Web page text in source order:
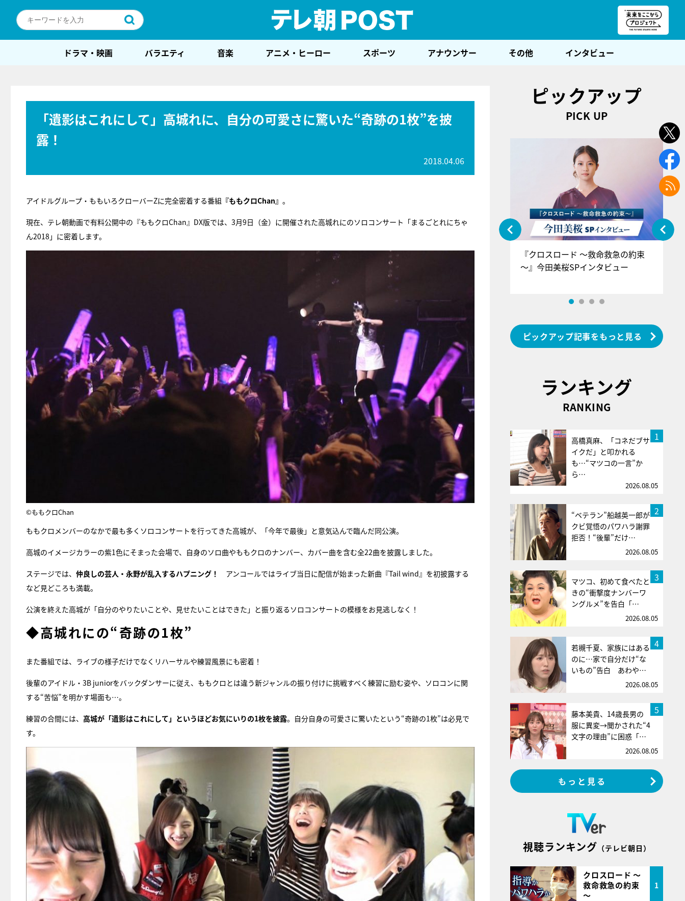
ドラマ・映画 バラエティ 音楽 アニメ・ヒーロー スポーツ アナウンサー その他 インタビュー
「遺影はこれにして」高城れに、自分の可愛さに驚いた“奇跡の1枚”を披
露！
2018.04.06
アイドルグループ・ももいろクローバーZに完全密着する番組 『ももクロChan』 。
現在、テレ朝動画で有料公開中の『ももクロChan』DX版では、3月9日（金）に開催された高城れにのソロコンサート「まるごとれにちゃ
ん2018」に密着します。
©ももクロChan
ももクロメンバーのなかで最も多くソロコンサートを行ってきた高城が、「今年で最後」と意気込んで臨んだ同公演。
高城のイメージカラーの紫1色にそまった会場で、自身のソロ曲やももクロのナンバー、カバー曲を含む全22曲を披露しました。
ステージでは、 仲良しの芸人・永野が乱入するハプニング！ アンコールではライブ当日に配信が始まった新曲『Tail wind』を初披露する
など見どころも満載。
公演を終えた高城が「自分のやりたいことや、見せたいことはできた」と振り返るソロコンサートの模様をお見逃しなく！
◆高城れにの“奇跡の1枚”
また番組では、ライブの様子だけでなくリハーサルや練習風景にも密着！
後輩のアイドル・3B juniorをバックダンサーに従え、ももクロとは違う新ジャンルの振り付けに挑戦すべく練習に励む姿や、ソロコンに関
する“苦悩”を明かす場面も…。
練習の合間には、 高城が「遺影はこれにして」というほどお気にいりの1枚を披露。自分自身の可愛さに驚いたという“奇跡の1枚”は必見で
す。
ピックアップ
PICK UP
『アイ＝ラブ！げーみんぐ』＝LOV
E齋藤樹愛羅＆佐々木舞香SPインタ
ビュー
『クロスロード ～救命救急の約束
～』今田美桜SPインタビュー
ピックアップ記事をもっと見る
ランキング
RANKING
1
高橋真麻、「コネだブサ
イクだ」と叩かれる
も…“マツコの一言”か
ら…
2026.08.05
2
“ベテラン”船越英一郎が
クビ覚悟のパワハラ謝罪
拒否！“後輩”だけ…
2026.08.05
3
マツコ、初めて食べたと
きの“衝撃度ナンバーワ
ングルメ”を告白「…
2026.08.05
4
若槻千夏、家族にはある
のに…家で自分だけ“な
いもの”告白 あわや…
2026.08.05
5
藤本美貴、14歳長男の
服に異変→聞かされた“4
文字の理由”に困惑「…
2026.08.05
もっと見る
視聴ランキング （テレビ朝日）
クロスロード ～
救命救急の約束
～
1